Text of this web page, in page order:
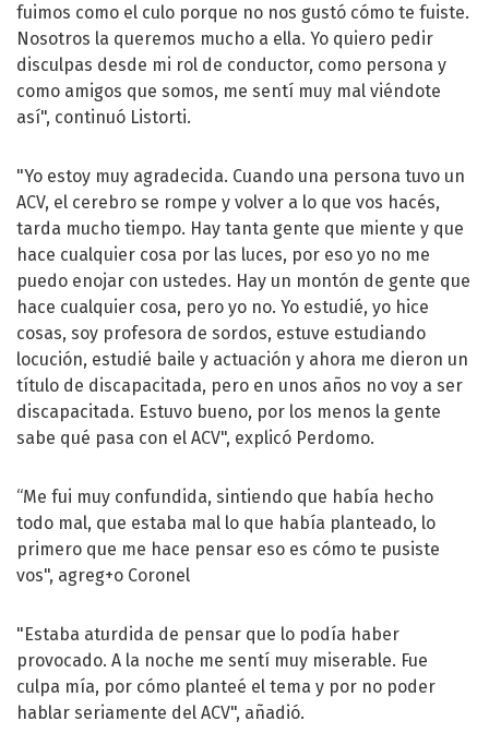
fuimos como el culo porque no nos gustó cómo te fuiste.
Nosotros la queremos mucho a ella. Yo quiero pedir
disculpas desde mi rol de conductor, como persona y
como amigos que somos, me sentí muy mal viéndote
así", continuó Listorti.
"Yo estoy muy agradecida. Cuando una persona tuvo un
ACV, el cerebro se rompe y volver a lo que vos hacés,
tarda mucho tiempo. Hay tanta gente que miente y que
hace cualquier cosa por las luces, por eso yo no me
puedo enojar con ustedes. Hay un montón de gente que
hace cualquier cosa, pero yo no. Yo estudié, yo hice
cosas, soy profesora de sordos, estuve estudiando
locución, estudié baile y actuación y ahora me dieron un
título de discapacitada, pero en unos años no voy a ser
discapacitada. Estuvo bueno, por los menos la gente
sabe qué pasa con el ACV", explicó Perdomo.
“Me fui muy confundida, sintiendo que había hecho
todo mal, que estaba mal lo que había planteado, lo
primero que me hace pensar eso es cómo te pusiste
vos", agreg+o Coronel
"Estaba aturdida de pensar que lo podía haber
provocado. A la noche me sentí muy miserable. Fue
culpa mía, por cómo planteé el tema y por no poder
hablar seriamente del ACV", añadió.